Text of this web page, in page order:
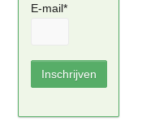
E-mail*